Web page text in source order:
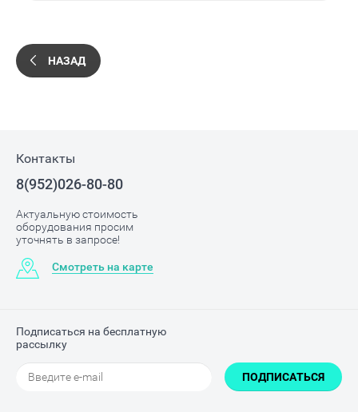
НАЗАД
Контакты
8(952)026-80-80
Актуальную стоимость
оборудования просим
уточнять в запросе!
Смотреть на карте
Подписаться на бесплатную
рассылку
ПОДПИСАТЬСЯ